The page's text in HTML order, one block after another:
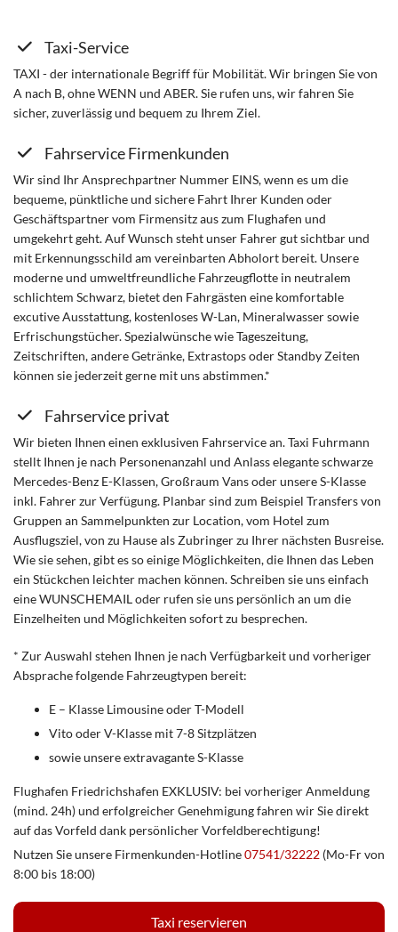
Taxi-Service
TAXI - der internationale Begriff für Mobilität. Wir bringen Sie von
A nach B, ohne WENN und ABER. Sie rufen uns, wir fahren Sie
sicher, zuverlässig und bequem zu Ihrem Ziel.
Fahrservice Firmenkunden
Wir sind Ihr Ansprechpartner Nummer EINS, wenn es um die
bequeme, pünktliche und sichere Fahrt Ihrer Kunden oder
Geschäftspartner vom Firmensitz aus zum Flughafen und
umgekehrt geht. Auf Wunsch steht unser Fahrer gut sichtbar und
mit Erkennungsschild am vereinbarten Abholort bereit. Unsere
moderne und umweltfreundliche Fahrzeugflotte in neutralem
schlichtem Schwarz, bietet den Fahrgästen eine komfortable
excutive Ausstattung, kostenloses W-Lan, Mineralwasser sowie
Erfrischungstücher. Spezialwünsche wie Tageszeitung,
Zeitschriften, andere Getränke, Extrastops oder Standby Zeiten
können sie jederzeit gerne mit uns abstimmen.*
Fahrservice privat
Wir bieten Ihnen einen exklusiven Fahrservice an. Taxi Fuhrmann
stellt Ihnen je nach Personenanzahl und Anlass elegante schwarze
Mercedes-Benz E-Klassen, Großraum Vans oder unsere S-Klasse
inkl. Fahrer zur Verfügung. Planbar sind zum Beispiel Transfers von
Gruppen an Sammelpunkten zur Location, vom Hotel zum
Ausflugsziel, von zu Hause als Zubringer zu Ihrer nächsten Busreise.
Wie sie sehen, gibt es so einige Möglichkeiten, die Ihnen das Leben
ein Stückchen leichter machen können. Schreiben sie uns einfach
eine WUNSCHEMAIL oder rufen sie uns persönlich an um die
Einzelheiten und Möglichkeiten sofort zu besprechen.
* Zur Auswahl stehen Ihnen je nach Verfügbarkeit und vorheriger
Absprache folgende Fahrzeugtypen bereit:
E – Klasse Limousine oder T-Modell
Vito oder V-Klasse mit 7-8 Sitzplätzen
sowie unsere extravagante S-Klasse
Flughafen Friedrichshafen EXKLUSIV: bei vorheriger Anmeldung
(mind. 24h) und erfolgreicher Genehmigung fahren wir Sie direkt
auf das Vorfeld dank persönlicher Vorfeldberechtigung!
Nutzen Sie unsere Firmenkunden-Hotline07541/32222 (Mo-Fr von
8:00 bis 18:00)
Taxi reservieren